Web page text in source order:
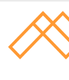
content